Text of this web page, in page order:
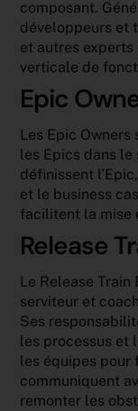
composant.
développeurs et
et autres experts
verticale de
Epic
Les Epic Owners
les Epics dans le
définissent
et le business
facilitent la mise
Release
Le Release Train
serviteur et
Ses
les processus et
les équipes pour
communiquent
remonter les